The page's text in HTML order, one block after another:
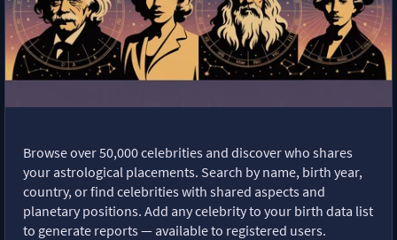
Browse over 50,000 celebrities and discover who shares
your astrological placements. Search by name, birth year,
country, or find celebrities with shared aspects and
planetary positions. Add any celebrity to your birth data list
to generate reports — available to registered users.